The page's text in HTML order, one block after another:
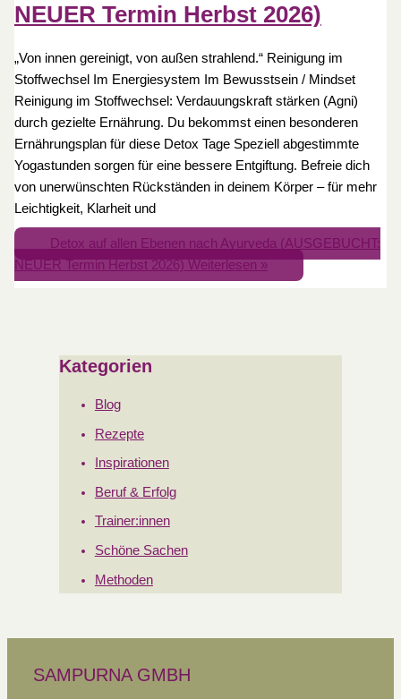
NEUER Termin Herbst 2026)
„Von innen gereinigt, von außen strahlend.“ Reinigung im
Stoffwechsel Im Energiesystem Im Bewusstsein / Mindset
Reinigung im Stoffwechsel: Verdauungskraft stärken (Agni)
durch gezielte Ernährung. Du bekommst einen besonderen
Ernährungsplan für diese Detox Tage Speziell abgestimmte
Yogastunden sorgen für eine bessere Entgiftung. Befreie dich
von unerwünschten Rückständen in deinem Körper – für mehr
Leichtigkeit, Klarheit und
Detox auf allen Ebenen nach Ayurveda (AUSGEBUCHT:
NEUER Termin Herbst 2026) Weiterlesen »
Kategorien
Blog
Rezepte
Inspirationen
Beruf & Erfolg
Trainer:innen
Schöne Sachen
Methoden
SAMPURNA GMBH